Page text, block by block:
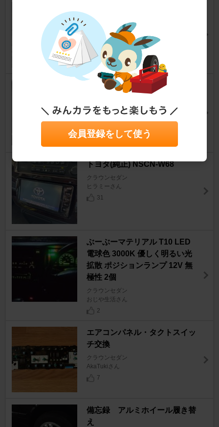
クラウンセダン
R-JUNKIEさん
トヨタ(純正) ラジオアンテナコ
C
クラウンセダン
Raccoさん
トヨタ(純正) NSCN-W68
クラウンセダン
ヒラミーさん
31
ぶーぶーマテリアル T10 LED
電球色 3000K 優しく明るい光
拡散 ポジションランプ 12V 無
極性 2個
クラウンセダン
おじや生活さん
2
エアコンパネル・タクトスイッ
チ交換
クラウンセダン
AkaTukiさん
7
備忘録 アルミホイール履き替
え
会員登録をして使う